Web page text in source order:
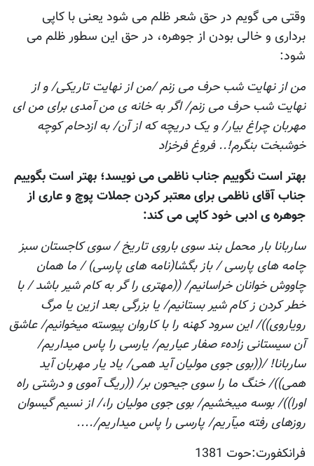
وقتی می گویم در حق شعر ظلم می شود يعنی با کاپی
برداری و خالی بودن از جوهره، در حق اين سطور ظلم می
شود:
من از نهایت شب حرف می زنم /من از نهایت تاریکی/ و از
نهایت شب حرف می زنم/ اگر به خانه ی من آمدی برای من ای
مهربان چراغ بیار/ و یک دریچه که از آن/ به ازدحام کوچه
خوشبخت بنگرم!.. فروغ فرخزاد
بهتر است نگوییم جناب ناظمی می نويسد؛ بهتر است بگوییم
جناب آقای ناظمی برای معتبر کردن جملات پوچ و عاری از
جوهره ی ادبی خود کاپی می کند:
ساربانا بار محمل بند سوی باروی تاریخ / سوی کاجستان سبز
چامه های پارسی / باز بگشا(نامه های پارسی) / ما همان
چاووش خوانان خراسانیم/ ((مهتری را گر به کام شیر باشد / با
خطر کردن ز کام شیر بستانیم/ یا بزرگی بعد ازین یا مرگ
رویاروی))/ این سرود کهنه را با کاروان پیوسته میخوانیم/ عاشق
آن سیستانی زادهء صفار عیاریم/ یارسی را پاس میداریم/
ساربانا! /((بوی جوی مولیان آید همی/ یاد یار مهربان آید
همی))/ خنگ ما را سوی جیحون بر/ ((ریگ آموی و درشتی راه
اورا))/ بوسه میبخشیم/ بوی جوی مولیان را،/ از نسیم گیسوان
روزهای رفته میآریم/ پارسی را پاس میداریم/....
فرانکفورت:حوت 1381